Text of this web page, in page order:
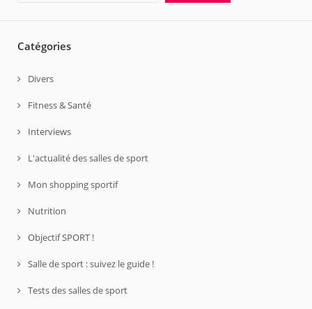
Catégories
Divers
Fitness & Santé
Interviews
L'actualité des salles de sport
Mon shopping sportif
Nutrition
Objectif SPORT !
Salle de sport : suivez le guide !
Tests des salles de sport